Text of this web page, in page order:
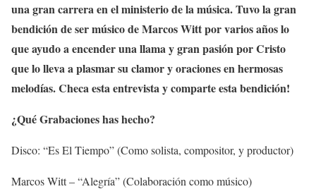
una gran carrera en el ministerio de la música. Tuvo la gran
bendición de ser músico de Marcos Witt por varios años lo
que ayudo a encender una llama y gran pasión por Cristo
que lo lleva a plasmar su clamor y oraciones en hermosas
melodías. Checa esta entrevista y comparte esta bendición!
¿Qué Grabaciones has hecho?
Disco: “Es El Tiempo” (Como solista, compositor, y productor)
Marcos Witt – “Alegría” (Colaboración como músico)